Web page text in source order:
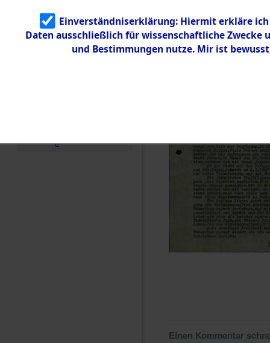
Identifizierun
g
5.3.3
Todesmärsch
e
Einen Kommentar
Einverständniserklärung: Hiermit erkläre
Daten ausschließlich für wissenschaftliche
und Bestimmungen nutze. Mir ist